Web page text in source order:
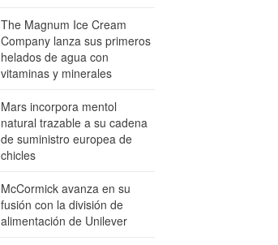
The Magnum Ice Cream
Company lanza sus primeros
helados de agua con
vitaminas y minerales
Mars incorpora mentol
natural trazable a su cadena
de suministro europea de
chicles
McCormick avanza en su
fusión con la división de
alimentación de Unilever